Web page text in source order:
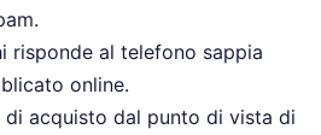
risponde al telefono sappia
online.
di acquisto dal punto di vista di